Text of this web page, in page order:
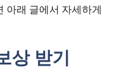
아래 글에서 자세하게
상 받기